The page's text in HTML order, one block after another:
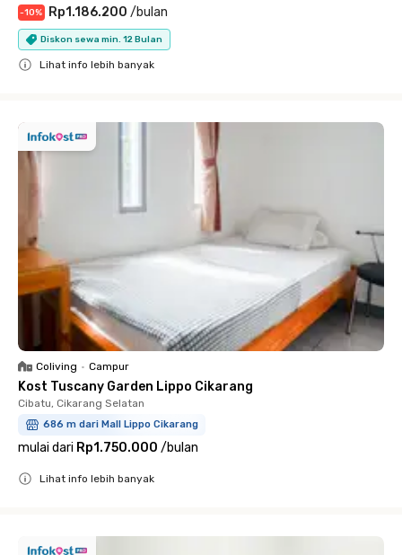
-10% Rp1.186.200 /bulan
Diskon sewa min. 12 Bulan
Lihat info lebih banyak
Coliving • Campur
Kost Tuscany Garden Lippo Cikarang
Cibatu, Cikarang Selatan
686 m dari Mall Lippo Cikarang
mulai dari Rp1.750.000 /bulan
Lihat info lebih banyak